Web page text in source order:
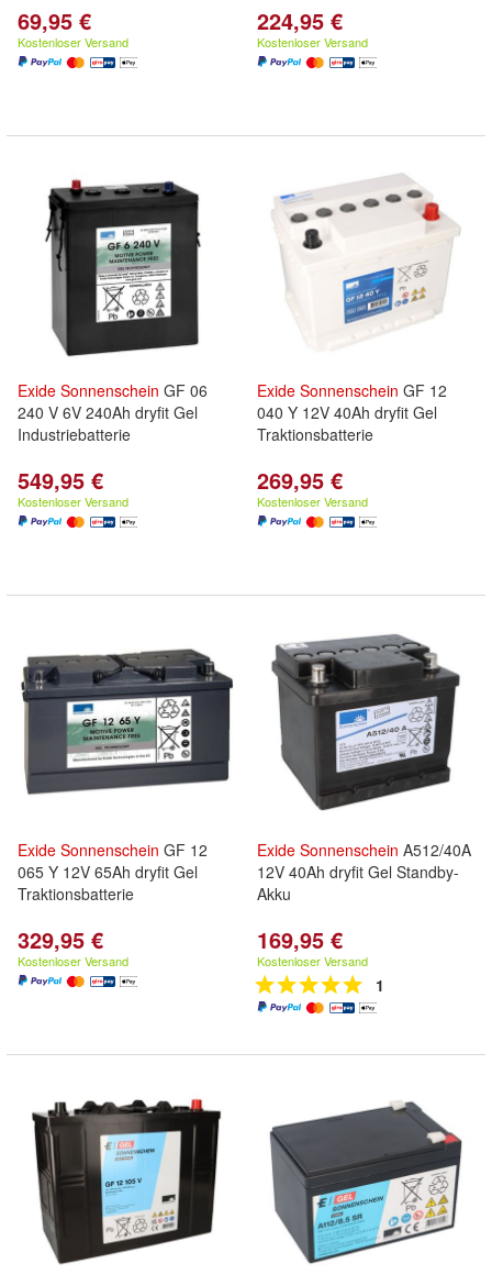
69,95 €
Kostenloser Versand
224,95 €
Kostenloser Versand
Exide Sonnenschein GF 06
240 V 6V 240Ah dryfit Gel
Industriebatterie
549,95 €
Kostenloser Versand
Exide Sonnenschein GF 12
040 Y 12V 40Ah dryfit Gel
Traktionsbatterie
269,95 €
Kostenloser Versand
Exide Sonnenschein GF 12
065 Y 12V 65Ah dryfit Gel
Traktionsbatterie
329,95 €
Kostenloser Versand
Exide Sonnenschein A512/40A
12V 40Ah dryfit Gel Standby-
Akku
169,95 €
Kostenloser Versand
1